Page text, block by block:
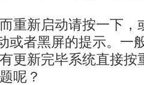
重新启动请按一下，
或者黑屏的提示。一
更新完毕系统直接按
呢？